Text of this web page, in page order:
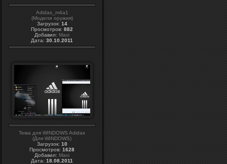
Adidas_m4a1
(Модели оружия)
Загрузок: 14
Просмотров: 882
Добавил: Maxi
Дата: 30.10.2011
Тема для WINDOWS Adidas
(Для WINDOWS)
Загрузок: 10
Просмотров: 1628
Добавил: Maxi
Дата: 18.08.2011